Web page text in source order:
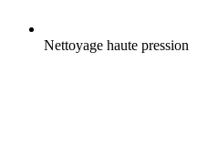
Nettoyage haute pression